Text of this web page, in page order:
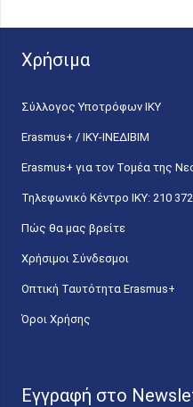
Χρήσιμα
Σύλλογος Υποτρόφων ΙΚΥ
Erasmus+ / ΙΚΥ-ΙΝΕΔΙΒΙΜ
Erasmus+ για τον Τομέα της
Τηλεφωνικό Κέντρο IKY: 210
Πώς θα μας βρείτε
Χρήσιμοι Σύνδεσμοι
Οπτική Ταυτότητα Erasmus+
Όροι Χρήσης
Εγγραφή στο